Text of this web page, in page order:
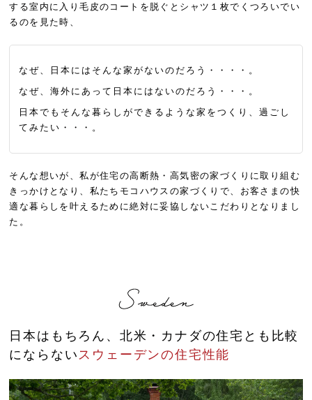
する室内に入り毛皮のコートを脱ぐとシャツ１枚でくつろいでい
るのを見た時、
なぜ、日本にはそんな家がないのだろう・・・・。
なぜ、海外にあって日本にはないのだろう・・・。
日本でもそんな暮らしができるような家をつくり、過ごし
てみたい・・・。
そんな想いが、私が住宅の高断熱・高気密の家づくりに取り組む
きっかけとなり、私たちモコハウスの家づくりで、お客さまの快
適な暮らしを叶えるために絶対に妥協しないこだわりとなりまし
た。
日本はもちろん、北米・カナダの住宅とも比較
にならないスウェーデンの住宅性能